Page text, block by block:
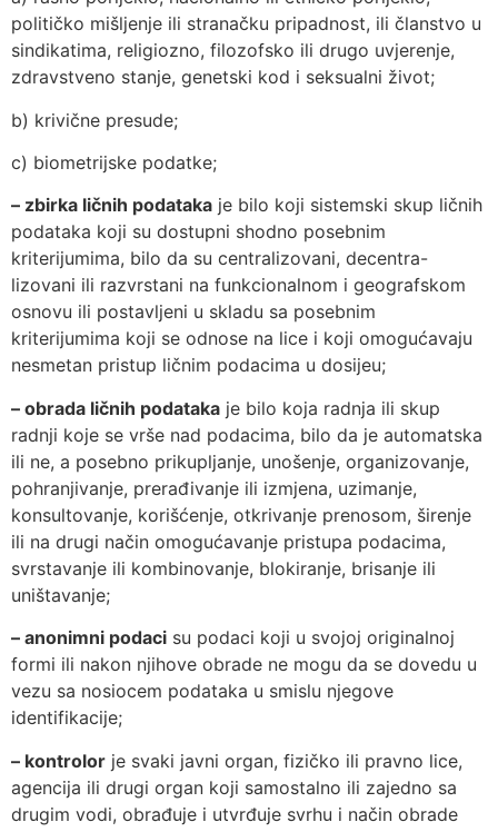
političko mišljenje ili stranačku pripadnost, ili članstvo u
sindikatima, religiozno, filozofsko ili drugo uvjerenje,
zdravstveno stanje, genetski kod i seksualni život;
b) krivične presude;
c) biometrijske podatke;
– zbirka ličnih podataka je bilo koji sistemski skup ličnih
podataka koji su dostupni shodno posebnim
kriterijumima, bilo da su centralizovani, decentra-
lizovani ili razvrstani na funkcionalnom i geografskom
osnovu ili postavljeni u skladu sa posebnim
kriterijumima koji se odnose na lice i koji omogućavaju
nesmetan pristup ličnim podacima u dosijeu;
– obrada ličnih podataka je bilo koja radnja ili skup
radnji koje se vrše nad podacima, bilo da je automatska
ili ne, a posebno prikupljanje, unošenje, organizovanje,
pohranjivanje, prerađivanje ili izmjena, uzimanje,
konsultovanje, korišćenje, otkrivanje prenosom, širenje
ili na drugi način omogućavanje pristupa podacima,
svrstavanje ili kombinovanje, blokiranje, brisanje ili
uništavanje;
– anonimni podaci su podaci koji u svojoj originalnoj
formi ili nakon njihove obrade ne mogu da se dovedu u
vezu sa nosiocem podataka u smislu njegove
identifikacije;
– kontrolor je svaki javni organ, fizičko ili pravno lice,
agencija ili drugi organ koji samostalno ili zajedno sa
drugim vodi, obrađuje i utvrđuje svrhu i način obrade